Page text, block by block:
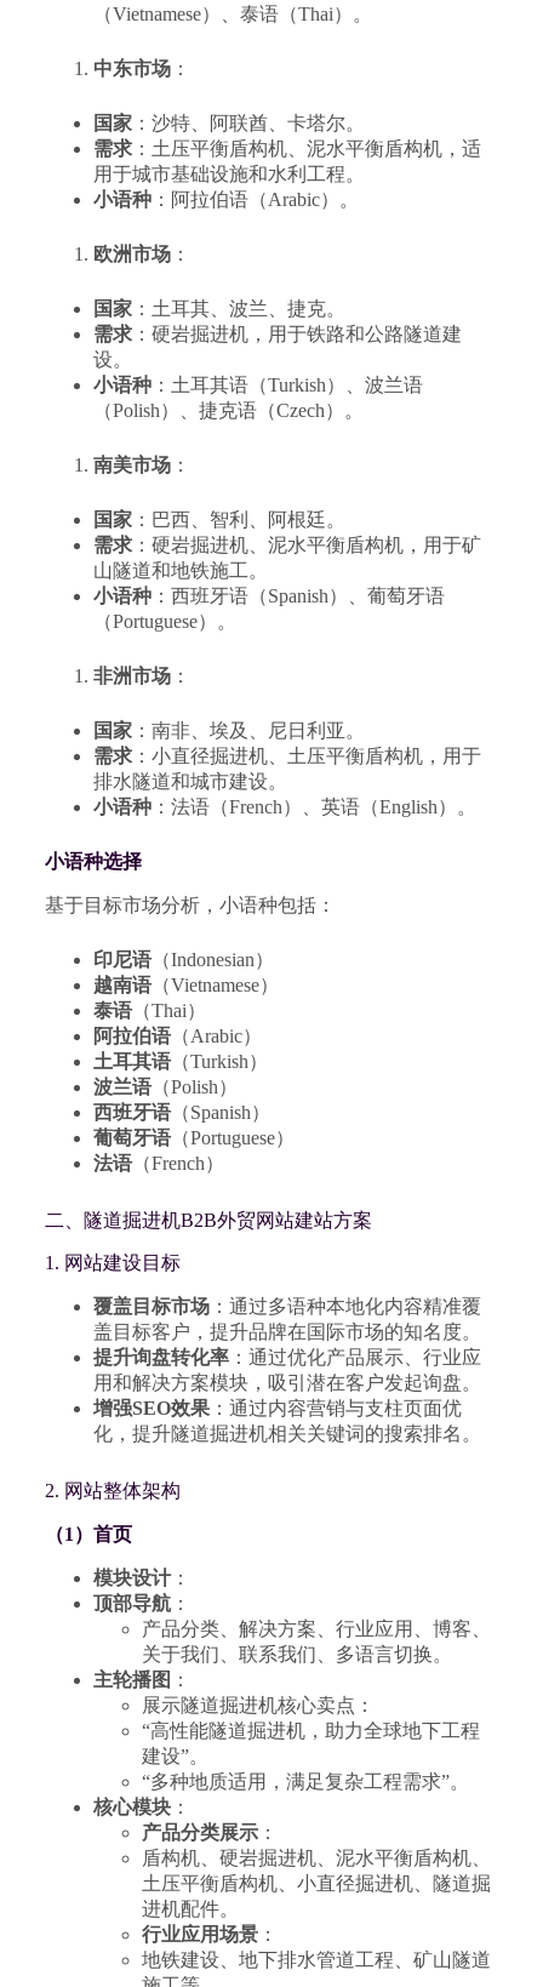
（Vietnamese）、泰语（Thai）。
中东市场：
国家：沙特、阿联酋、卡塔尔。
需求：土压平衡盾构机、泥水平衡盾构机，适
用于城市基础设施和水利工程。
小语种：阿拉伯语（Arabic）。
欧洲市场：
国家：土耳其、波兰、捷克。
需求：硬岩掘进机，用于铁路和公路隧道建
设。
小语种：土耳其语（Turkish）、波兰语
（Polish）、捷克语（Czech）。
南美市场：
国家：巴西、智利、阿根廷。
需求：硬岩掘进机、泥水平衡盾构机，用于矿
山隧道和地铁施工。
小语种：西班牙语（Spanish）、葡萄牙语
（Portuguese）。
非洲市场：
国家：南非、埃及、尼日利亚。
需求：小直径掘进机、土压平衡盾构机，用于
排水隧道和城市建设。
小语种：法语（French）、英语（English）。
小语种选择
基于目标市场分析，小语种包括：
印尼语（Indonesian）
越南语（Vietnamese）
泰语（Thai）
阿拉伯语（Arabic）
土耳其语（Turkish）
波兰语（Polish）
西班牙语（Spanish）
葡萄牙语（Portuguese）
法语（French）
二、隧道掘进机B2B外贸网站建站方案
1. 网站建设目标
覆盖目标市场：通过多语种本地化内容精准覆
盖目标客户，提升品牌在国际市场的知名度。
提升询盘转化率：通过优化产品展示、行业应
用和解决方案模块，吸引潜在客户发起询盘。
增强SEO效果：通过内容营销与支柱页面优
化，提升隧道掘进机相关关键词的搜索排名。
2. 网站整体架构
（1）首页
模块设计：
顶部导航：
产品分类、解决方案、行业应用、博客、
关于我们、联系我们、多语言切换。
主轮播图 ：
展示隧道掘进机核心卖点：
“高性能隧道掘进机，助力全球地下工程
建设”。
“多种地质适用，满足复杂工程需求”。
核心模块：
产品分类展示：
盾构机、硬岩掘进机、泥水平衡盾构机、
土压平衡盾构机、小直径掘进机、隧道掘
进机配件。
行业应用场景：
地铁建设、地下排水管道工程、矿山隧道